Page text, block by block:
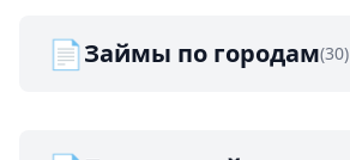
📄Займы по городам(30)